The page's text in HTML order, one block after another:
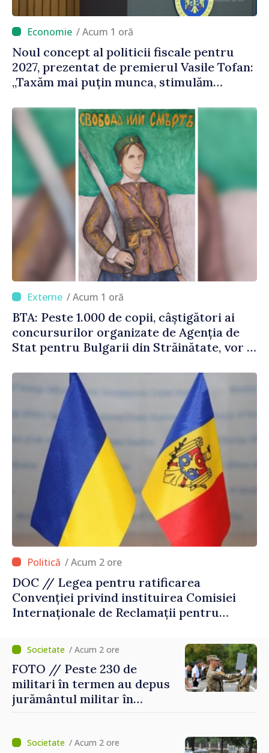
/ Acum 1 oră
Noul concept al politicii fiscale pentru
2027, prezentat de premierul Vasile Tofan:
„Taxăm mai puțin munca, stimulăm
taxarea consumului”
/ Acum 1 oră
BTA: Peste 1.000 de copii, câștigători ai
concursurilor organizate de Agenția de
Stat pentru Bulgarii din Străinătate, vor fi
/ Acum 2 ore
DOC // Legea pentru ratificarea
Convenției privind instituirea Comisiei
Internaționale de Reclamații pentru
/ Acum 2 ore
FOTO // Peste 230 de
militari în termen au depus
jurământul militar în
/ Acum 2 ore